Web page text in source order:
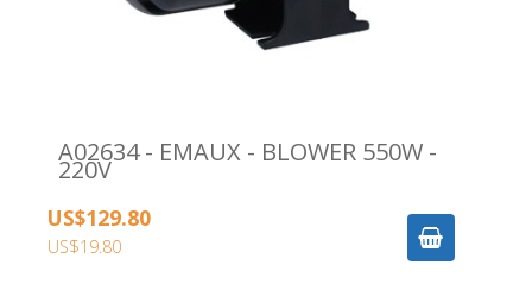
A02634 - EMAUX - BLOWER 550W -
220V
US$129.80
US$19.80